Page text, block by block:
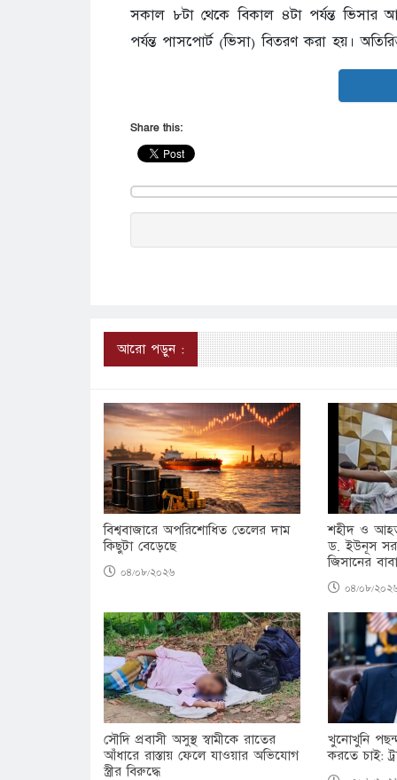
সকাল ৮টা থেকে বিকাল ৪টা পর্যন্ত
পর্যন্ত পাসপোর্ট (ভিসা) বিতরণ করা হয়।
Share this:
আরো পড়ুন :
বিশ্ববাজারে অপরিশোধিত তেলের দাম
কিছুটা বেড়েছে
০৪/০৮/২০২৬
শহীদ ও
ড. ইউনূস
জিসানের
০৪/০৮/
সৌদি প্রবাসী অসুস্থ স্বামীকে রাতের
আঁধারে রাস্তায় ফেলে যাওয়ার অভিযোগ
স্ত্রীর বিরুদ্ধে
খুনোখুনি
করতে চাই: